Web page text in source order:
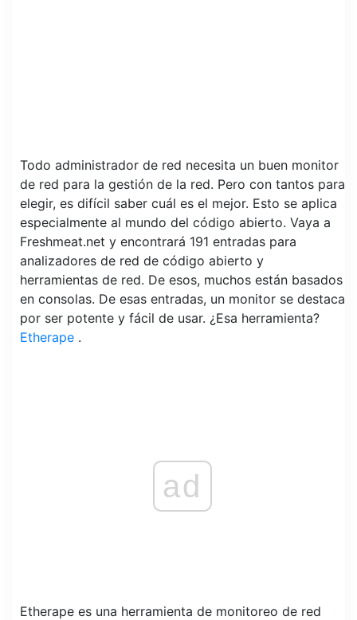
Todo administrador de red necesita un buen monitor
de red para la gestión de la red. Pero con tantos para
elegir, es difícil saber cuál es el mejor. Esto se aplica
especialmente al mundo del código abierto. Vaya a
Freshmeat.net y encontrará 191 entradas para
analizadores de red de código abierto y
herramientas de red. De esos, muchos están basados
​​en consolas. De esas entradas, un monitor se destaca
por ser potente y fácil de usar. ¿Esa herramienta?
Etherape .
ad
Etherape es una herramienta de monitoreo de red